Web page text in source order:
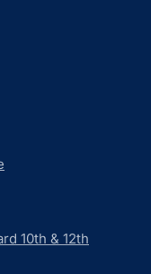
10th & 12th